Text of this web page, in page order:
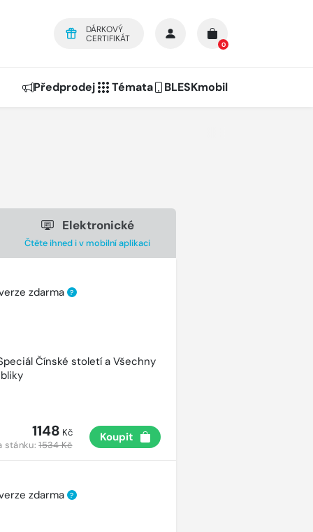
DÁRKOVÝ
CERTIFIKÁT
0
Předprodej Témata BLESKmobil
Elektronické
Čtěte ihned i v mobilní aplikaci
zdarma ?
Čínské století a Všechny
1148 Kč
stánku:1534 Kč
Koupit
zdarma ?